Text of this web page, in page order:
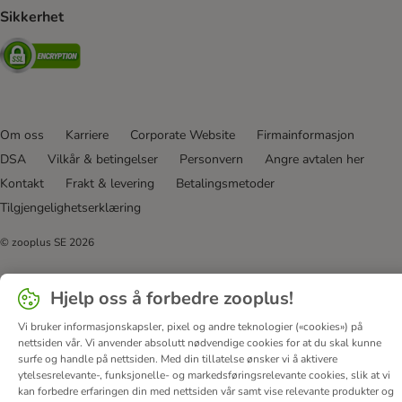
Sikkerhet
Security
Om oss Karriere Corporate Website
Firmainformasjon
DSA
Vilkår & betingelser Personvern
Angre avtalen her
Kontakt
Frakt & levering
Betalingsmetoder
Tilgjengelighetserklæring
© zooplus SE 2026
Hjelp oss å forbedre zooplus!
Vi bruker informasjonskapsler, pixel og andre teknologier («cookies») på
nettsiden vår. Vi anvender absolutt nødvendige cookies for at du skal kunne
surfe og handle på nettsiden. Med din tillatelse ønsker vi å aktivere
ytelsesrelevante-, funksjonelle- og markedsføringsrelevante cookies, slik at vi
kan forbedre erfaringen din med nettsiden vår samt vise relevante produkter og